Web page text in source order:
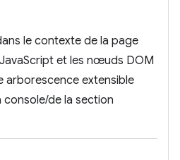
le contexte de la page
et les nœuds DOM
arborescence extensible
console/de la section